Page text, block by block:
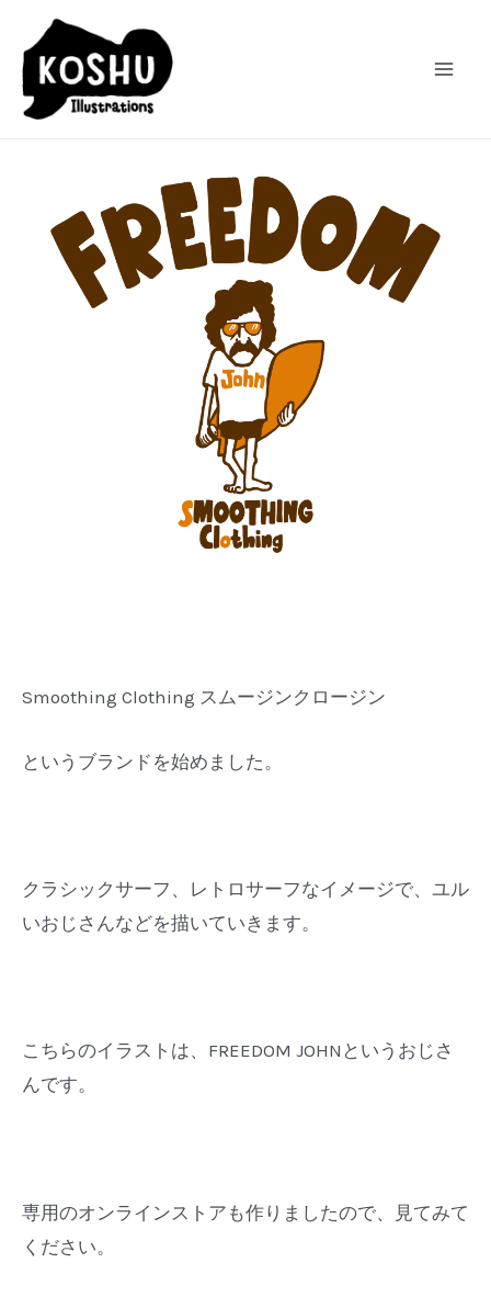
Smoothing Clothing スムージンクロージン
というブランドを始めました。
クラシックサーフ、レトロサーフなイメージで、ユル
いおじさんなどを描いていきます。
こちらのイラストは、FREEDOM JOHNというおじさ
んです。
専用のオンラインストアも作りましたので、見てみて
ください。